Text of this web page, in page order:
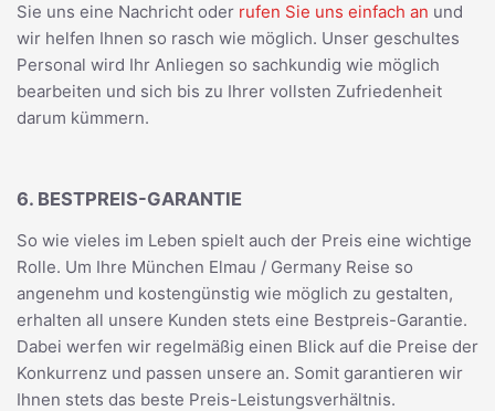
Sie uns eine Nachricht oder rufen Sie uns einfach an und
wir helfen Ihnen so rasch wie möglich. Unser geschultes
Personal wird Ihr Anliegen so sachkundig wie möglich
bearbeiten und sich bis zu Ihrer vollsten Zufriedenheit
darum kümmern.
6. BESTPREIS-GARANTIE
So wie vieles im Leben spielt auch der Preis eine wichtige
Rolle. Um Ihre München Elmau / Germany Reise so
angenehm und kostengünstig wie möglich zu gestalten,
erhalten all unsere Kunden stets eine Bestpreis-Garantie.
Dabei werfen wir regelmäßig einen Blick auf die Preise der
Konkurrenz und passen unsere an. Somit garantieren wir
Ihnen stets das beste Preis-Leistungsverhältnis.